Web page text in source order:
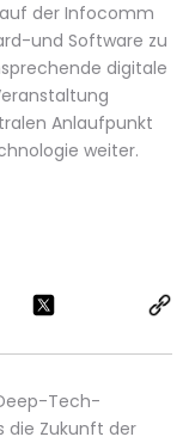
auf der Infocomm
und Software zu
digitale
Anlaufpunkt
weiter.
Tech-
die Zukunft der